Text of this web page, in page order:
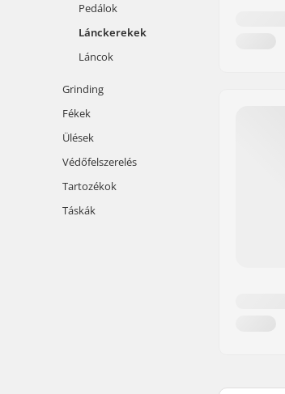
Pedálok
Lánckerekek
Láncok
Grinding
Fékek
Ülések
Védőfelszerelés
Tartozékok
Táskák